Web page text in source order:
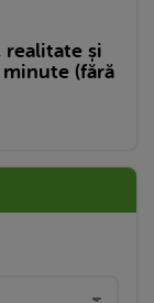
realitate și
(fără